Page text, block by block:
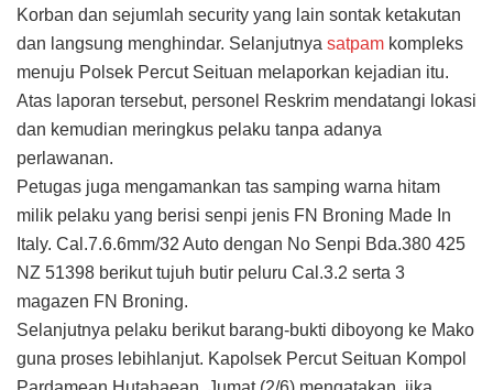
Korban dan sejumlah security yang lain sontak ketakutan
dan langsung menghindar. Selanjutnya satpam kompleks
menuju Polsek Percut Seituan melaporkan kejadian itu.
Atas laporan tersebut, personel Reskrim mendatangi lokasi
dan kemudian meringkus pelaku tanpa adanya
perlawanan.
Petugas juga mengamankan tas samping warna hitam
milik pelaku yang berisi senpi jenis FN Broning Made In
Italy. Cal.7.6.6mm/32 Auto dengan No Senpi Bda.380 425
NZ 51398 berikut tujuh butir peluru Cal.3.2 serta 3
magazen FN Broning.
Selanjutnya pelaku berikut barang-bukti diboyong ke Mako
guna proses lebihlanjut. Kapolsek Percut Seituan Kompol